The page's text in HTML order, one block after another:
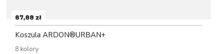
87,88 zł
Koszula ARDON®URBAN+
8 kolory